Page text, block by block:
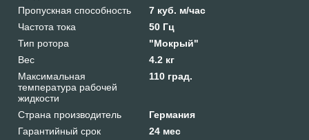
Пропускная способность
7 куб. м/час
Частота тока
50 Гц
Тип ротора
"Мокрый"
Вес
4.2 кг
Максимальная
температура рабочей
жидкости
110 град.
Страна производитель
Германия
Гарантийный срок
24 мес